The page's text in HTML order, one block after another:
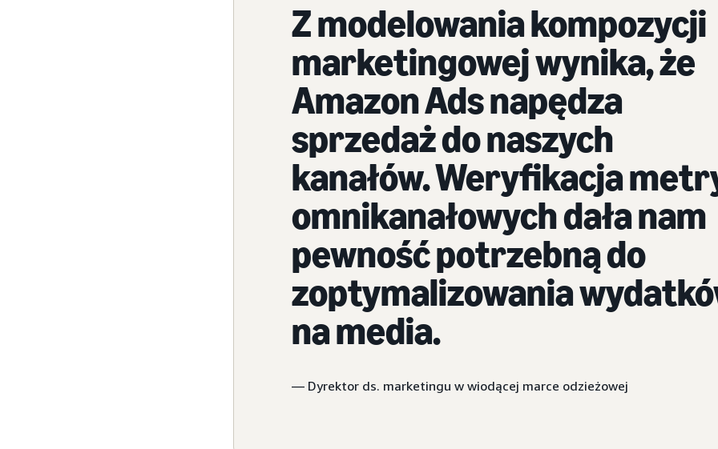
Z modelowania kompozycji
marketingowej wynika, że
Amazon Ads napędza
sprzedaż do naszych
kanałów. Weryfikacja
omnikanałowych dała nam
pewność potrzebną do
zoptymalizowania
na media.
— Dyrektor ds. marketingu w wiodącej marce odzieżowej